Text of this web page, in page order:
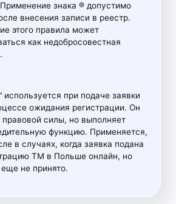
знака ® допустимо
внесения записи в реестр.
этого правила может
как недобросовестная
при подаче заявки
ожидания регистрации. Он
правовой силы, но выполняет
функцию. Применяется,
в случаях, когда заявка подана
ТМ в Польше онлайн, но
не принято.